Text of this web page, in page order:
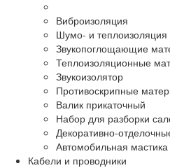
Виброизоляция
Шумо- и теплоизоляция
Звукопоглощающие
Теплоизоляционные
Звукоизолятор
Противоскрипные
Валик прикаточный
Набор для разборки
Декоративно-
Автомобильная мастика
Кабели и проводники